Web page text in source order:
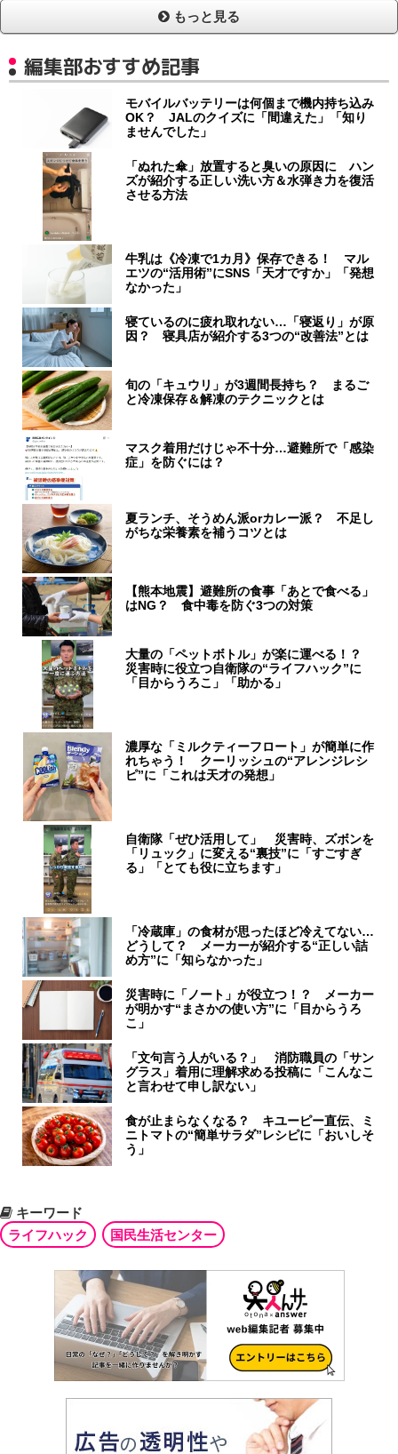
もっと見る
編集部おすすめ記事
モバイルバッテリーは何個まで機内持ち込み
OK？ JALのクイズに「間違えた」「知り
ませんでした」
「ぬれた傘」放置すると臭いの原因に ハン
ズが紹介する正しい洗い方＆水弾き力を復活
させる方法
牛乳は《冷凍で1カ月》保存できる！ マル
エツの“活用術”にSNS「天才ですか」「発想
なかった」
寝ているのに疲れ取れない…「寝返り」が原
因？ 寝具店が紹介する3つの“改善法”とは
旬の「キュウリ」が3週間長持ち？ まるご
と冷凍保存＆解凍のテクニックとは
マスク着用だけじゃ不十分…避難所で「感染
症」を防ぐには？
夏ランチ、そうめん派orカレー派？ 不足し
がちな栄養素を補うコツとは
【熊本地震】避難所の食事「あとで食べる」
はNG？ 食中毒を防ぐ3つの対策
大量の「ペットボトル」が楽に運べる！？
災害時に役立つ自衛隊の“ライフハック”に
「目からうろこ」「助かる」
濃厚な「ミルクティーフロート」が簡単に作
れちゃう！ クーリッシュの“アレンジレシ
ピ”に「これは天才の発想」
自衛隊「ぜひ活用して」 災害時、ズボンを
「リュック」に変える“裏技”に「すごすぎ
る」「とても役に立ちます」
「冷蔵庫」の食材が思ったほど冷えてない…
どうして？ メーカーが紹介する“正しい詰
め方”に「知らなかった」
災害時に「ノート」が役立つ！？ メーカー
が明かす“まさかの使い方”に「目からうろ
こ」
「文句言う人がいる？」 消防職員の「サン
グラス」着用に理解求める投稿に「こんなこ
と言わせて申し訳ない」
食が止まらなくなる？ キユーピー直伝、ミ
ニトマトの“簡単サラダ”レシピに「おいしそ
う」
キーワード
ライフハック
国民生活センター